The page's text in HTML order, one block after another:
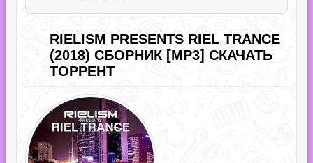
RIELISM PRESENTS RIEL TRANCE
(2018) СБОРНИК [MP3] СКАЧАТЬ
ТОРРЕНТ